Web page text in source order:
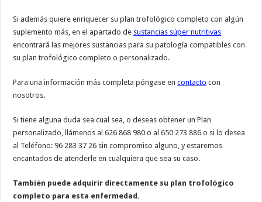
Si además quiere enriquecer su plan trofológico completo con algún
suplemento más, en el apartado de sustancias súper nutritivas
encontrará las mejores sustancias para su patología compatibles con
su plan trofológico completo o personalizado.
Para una información más completa póngase encontacto con
nosotros.
Si tiene alguna duda sea cual sea, o deseas obtener un Plan
personalizado, llámenos al 626 868 980 o al 650 273 886 o si lo desea
al Teléfono: 96 283 37 26 sin compromiso alguno, y estaremos
encantados de atenderle en cualquiera que sea su caso.
También puede adquirir directamente su plan trofológico
completo para esta enfermedad.